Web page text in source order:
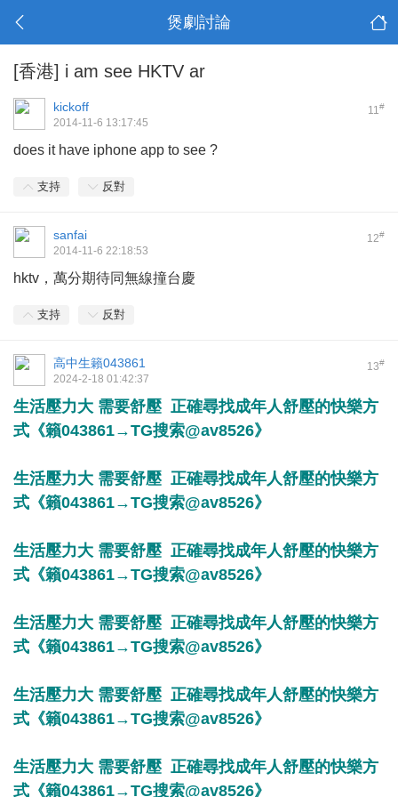
煲劇討論
[香港] i am see HKTV ar
11#
kickoff
2014-11-6 13:17:45
does it have iphone app to see ?
支持 反對
12#
sanfai
2014-11-6 22:18:53
hktv，萬分期待同無線撞台慶
支持 反對
13#
高中生籟043861
2024-2-18 01:42:37
生活壓力大 需要舒壓 正確尋找成年人舒壓的快樂方
式《籟043861→TG搜索@av8526》
生活壓力大 需要舒壓 正確尋找成年人舒壓的快樂方
式《籟043861→TG搜索@av8526》
生活壓力大 需要舒壓 正確尋找成年人舒壓的快樂方
式《籟043861→TG搜索@av8526》
生活壓力大 需要舒壓 正確尋找成年人舒壓的快樂方
式《籟043861→TG搜索@av8526》
生活壓力大 需要舒壓 正確尋找成年人舒壓的快樂方
式《籟043861→TG搜索@av8526》
生活壓力大 需要舒壓 正確尋找成年人舒壓的快樂方
式《籟043861→TG搜索@av8526》